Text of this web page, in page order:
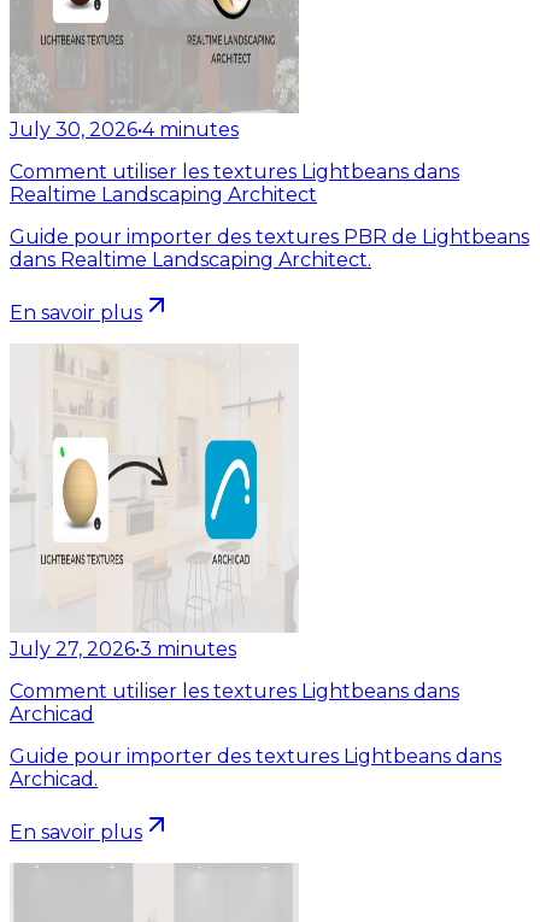
July 30, 2026•4 minutes
Comment utiliser les textures Lightbeans dans
Realtime Landscaping Architect
Guide pour importer des textures PBR de Lightbeans
dans Realtime Landscaping Architect.
En savoir plus
July 27, 2026•3 minutes
Comment utiliser les textures Lightbeans dans
Archicad
Guide pour importer des textures Lightbeans dans
Archicad.
En savoir plus